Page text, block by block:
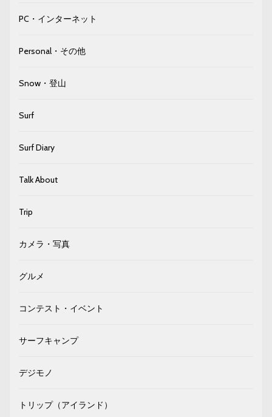
PC・インターネット
Personal・その他
Snow・登山
Surf
Surf Diary
Talk About
Trip
カメラ・写真
グルメ
コンテスト・イベント
サーフキャンプ
デジモノ
トリップ（アイランド）